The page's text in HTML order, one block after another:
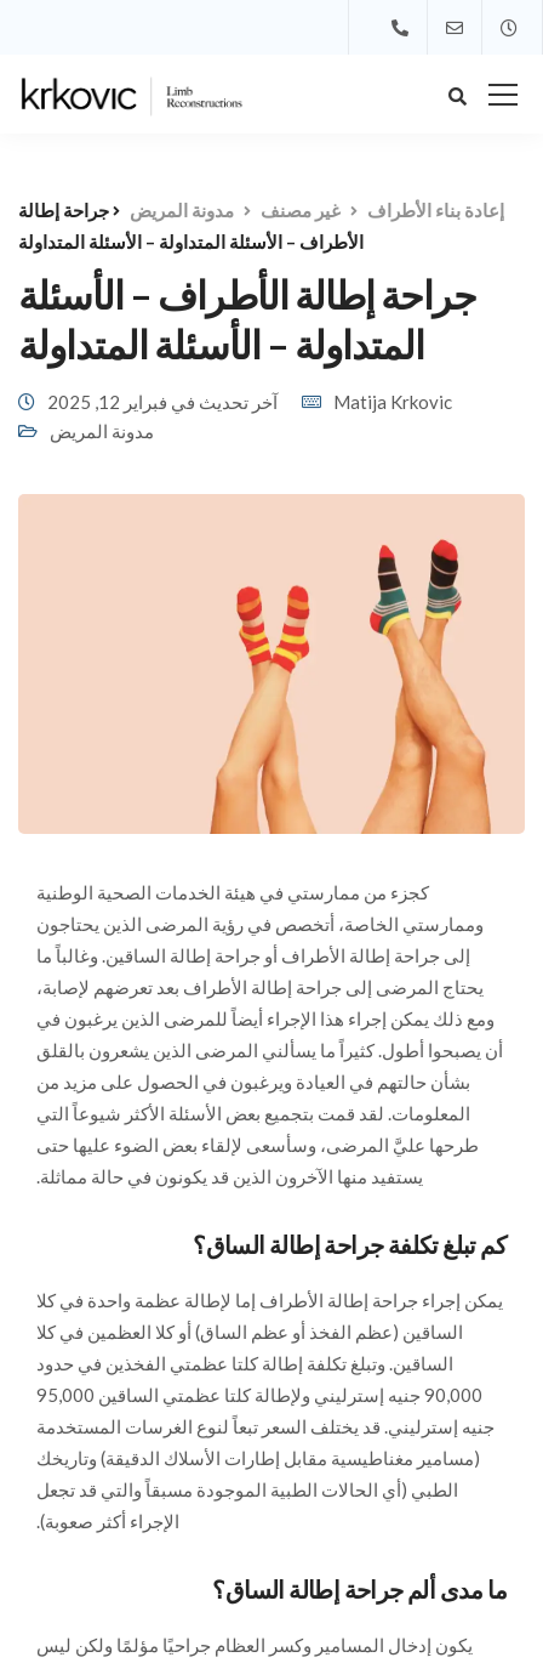
إعادة بناء الأطراف غير مصنف مدونة المريض
جراحة إطالة
الأطراف – الأسئلة المتداولة – الأسئلة المتداولة
جراحة إطالة الأطراف – الأسئلة
المتداولة – الأسئلة المتداولة
آخر تحديث في فبراير 12, 2025
Matija Krkovic
مدونة المريض
كجزء من ممارستي في هيئة الخدمات الصحية الوطنية
وممارستي الخاصة، أتخصص في رؤية المرضى الذين يحتاجون
إلى جراحة إطالة الأطراف أو جراحة إطالة الساقين. وغالباً ما
يحتاج المرضى إلى جراحة إطالة الأطراف بعد تعرضهم لإصابة،
ومع ذلك يمكن إجراء هذا الإجراء أيضاً للمرضى الذين يرغبون في
أن يصبحوا أطول. كثيراً ما يسألني المرضى الذين يشعرون بالقلق
بشأن حالتهم في العيادة ويرغبون في الحصول على مزيد من
المعلومات. لقد قمت بتجميع بعض الأسئلة الأكثر شيوعاً التي
طرحها عليَّ المرضى، وسأسعى لإلقاء بعض الضوء عليها حتى
يستفيد منها الآخرون الذين قد يكونون في حالة مماثلة.
كم تبلغ تكلفة جراحة إطالة الساق؟
يمكن إجراء جراحة إطالة الأطراف إما لإطالة عظمة واحدة في كلا
الساقين (عظم الفخذ أو عظم الساق) أو كلا العظمين في كلا
الساقين. وتبلغ تكلفة إطالة كلتا عظمتي الفخذين في حدود
90,000 جنيه إسترليني ولإطالة كلتا عظمتي الساقين 95,000
جنيه إسترليني. قد يختلف السعر تبعاً لنوع الغرسات المستخدمة
(مسامير مغناطيسية مقابل إطارات الأسلاك الدقيقة) وتاريخك
الطبي (أي الحالات الطبية الموجودة مسبقاً والتي قد تجعل
الإجراء أكثر صعوبة).
ما مدى ألم جراحة إطالة الساق؟
يكون إدخال المسامير وكسر العظام جراحيًا مؤلمًا ولكن ليس